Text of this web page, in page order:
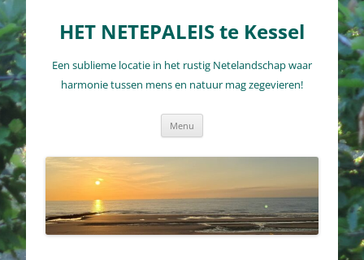
inhoud
HET NETEPALEIS te Kessel
Een sublieme locatie in het rustig Netelandschap waar
harmonie tussen mens en natuur mag zegevieren!
Menu